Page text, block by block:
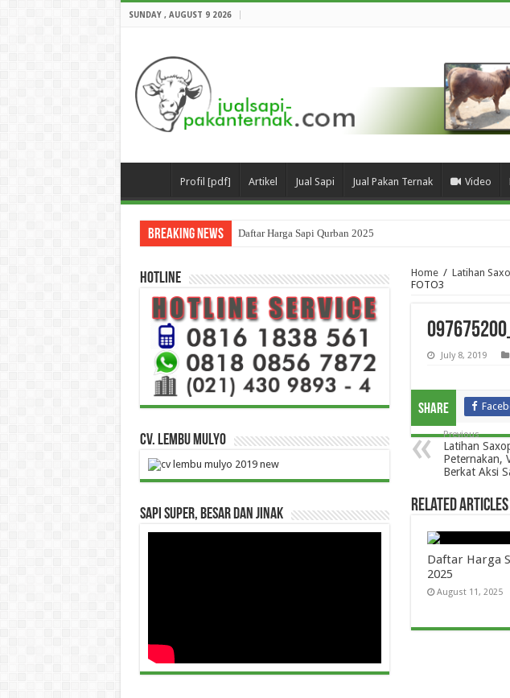
SUNDAY , AUGUST 9 2026
Profil [pdf] Artikel Jual Sapi Jual Pakan Ternak Video
Breaking News Daftar Harga Sapi Qurban 2025
Home / Latihan
FOTO3
July 8, 2019
Share
Previous
Latihan
Peternakan,
Berkat Aksi
Related Articles
Daftar Harga
2025
August 11, 2025
HOTLINE
CV. Lembu Mulyo
Sapi Super, Besar dan Jinak